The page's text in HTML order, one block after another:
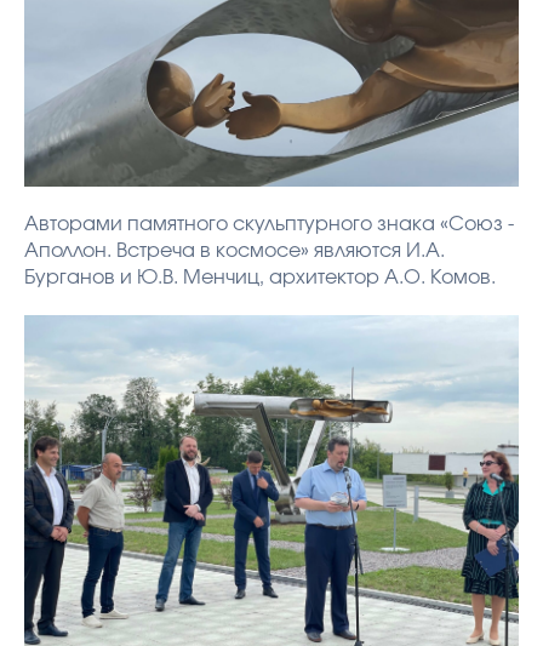
Авторами памятного скульптурного знака «Союз -
Аполлон. Встреча в космосе» являются И.А.
Бурганов и Ю.В. Менчиц, архитектор А.О. Комов.